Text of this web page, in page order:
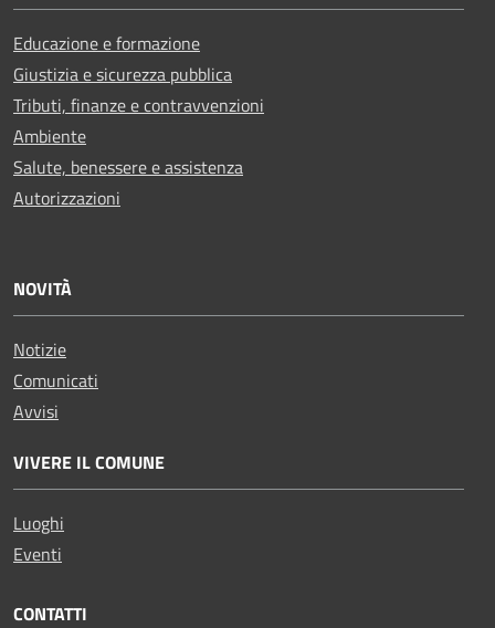
Educazione e formazione
Giustizia e sicurezza pubblica
Tributi, finanze e contravvenzioni
Ambiente
Salute, benessere e assistenza
Autorizzazioni
NOVITÀ
Notizie
Comunicati
Avvisi
VIVERE IL COMUNE
Luoghi
Eventi
CONTATTI